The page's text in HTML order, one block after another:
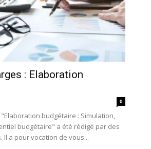
: Elaboration
0
budgétaire : Simulation,
budgétaire" a été rédigé par des
a pour vocation de vous...